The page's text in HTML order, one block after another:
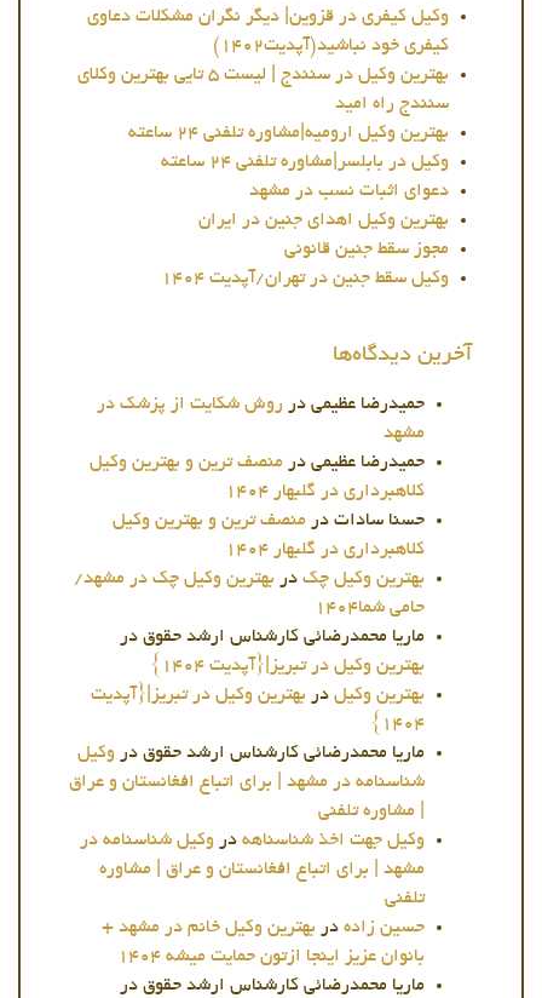
وکیل کیفری در قزوین| دیگر نگران مشکلات دعاوی
کیفری خود نباشید(آپدیت1402)
بهترین وکیل در سنندج | لیست 5 تایی بهترین وکلای
سنندج راه امید
بهترین وکیل ارومیه|مشاوره تلفنی 24 ساعته
وکیل در بابلسر|مشاوره تلفنی 24 ساعته
دعوای اثبات نسب در مشهد
بهترین وکیل اهدای جنین در ایران
مجوز سقط جنین قانونی
وکیل سقط جنین در تهران/آپدیت 1404
آخرین دیدگاه‌ها
حمیدرضا عظیمی در روش شکایت از پزشک در
مشهد
حمیدرضا عظیمی در منصف ترین و بهترین وکیل
کلاهبرداری در گلبهار 1404
حسنا سادات در منصف ترین و بهترین وکیل
کلاهبرداری در گلبهار 1404
بهترین وکیل چک در بهترین وکیل چک در مشهد/
حامی شما1404
ماریا محمدرضائی کارشناس ارشد حقوق در
بهترین وکیل در تبریز|{آپدیت 1404}
بهترین وکیل در بهترین وکیل در تبریز|{آپدیت
1404}
ماریا محمدرضائی کارشناس ارشد حقوق در وکیل
شناسنامه در مشهد | برای اتباع افغانستان و عراق
| مشاوره تلفنی
وکیل جهت اخذ شناسناهه در وکیل شناسنامه در
مشهد | برای اتباع افغانستان و عراق | مشاوره
تلفنی
حسین زاده در بهترین وکیل خانم در مشهد +
بانوان عزیز اینجا ازتون حمایت میشه 1404
ماریا محمدرضائی کارشناس ارشد حقوق در